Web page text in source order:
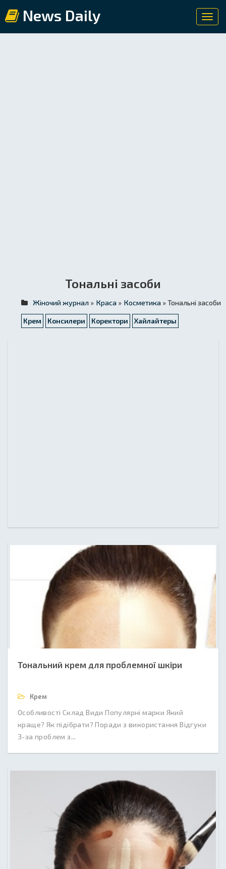
News Daily
Тональні засоби
Жіночий журнал » Краса » Косметика » Тональні засоби
Крем Консилери Коректори Хайлайтеры
Тональний крем для проблемної шкіри
Крем
Особливості Склад Види Популярні марки Який
краще? Як підібрати? Поради з використання Відгуки
З-за проблем з...